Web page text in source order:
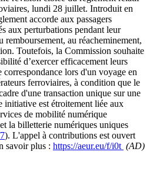
lundi 28 juillet. Introduit en
accorde aux passagers
aux perturbations pendant leur
au réacheminement,
Toutefois, la Commission souhaite
d’exercer efficacement leurs
lors d'un voyage en
ferroviaires, à condition que le
d'une transaction unique sur une
initiative est étroitement liée aux
de mobilité numérique
la billetterie numériques uniques
). L'appel à contributions est ouvert
savoir plus : https://aeur.eu/f/i0t (AD)